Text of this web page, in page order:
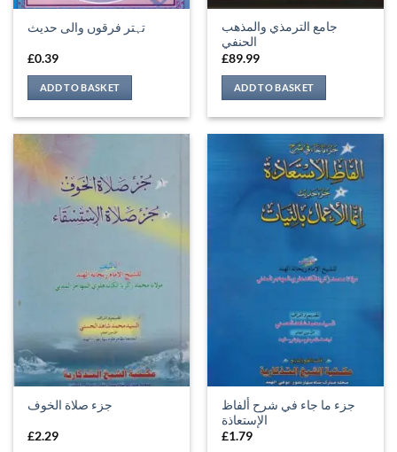
تہتر فرقوں والی حدیث
£0.39
ADD TO BASKET
جامع الترمذي والمذهب
الحنفي
£89.99
ADD TO BASKET
جزء صلاة الخوف
£2.29
جزء ما جاء في شرح ألفاظ
الإستعاذة
£1.79